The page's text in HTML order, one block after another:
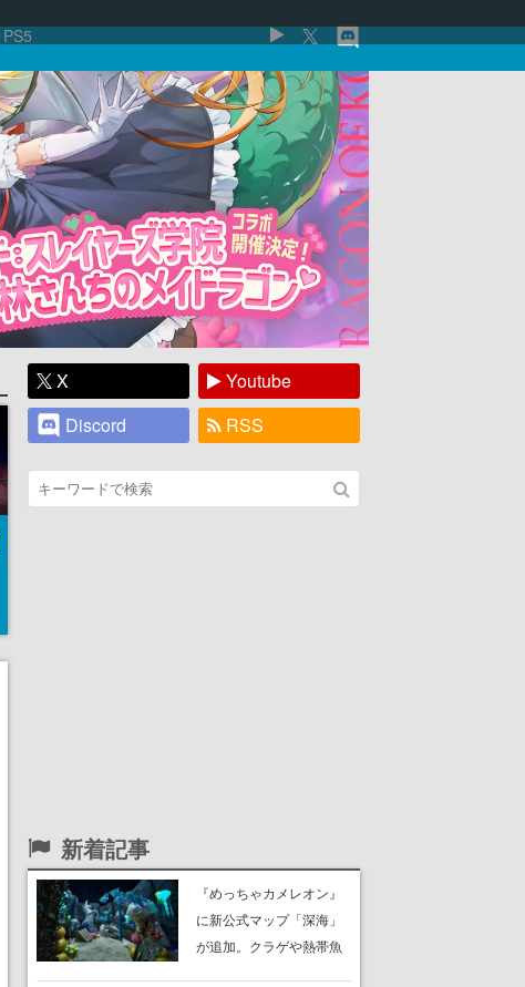
PS5
X
Youtube
Discord
RSS
新着記事
『めっちゃカメレオン』
に新公式マップ「深海」
が追加。クラゲや熱帯魚